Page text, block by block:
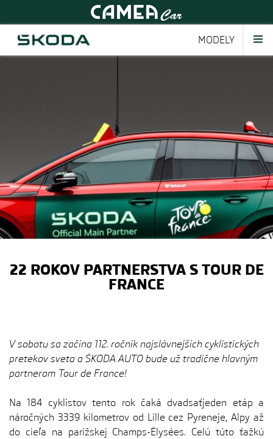
MODELY
22 ROKOV PARTNERSTVA S TOUR DE
FRANCE
V sobotu sa začína 112. ročník najslávnejších cyklistických
pretekov sveta a ŠKODA AUTO bude už tradične hlavným
partnerom Tour de France!
Na 184 cyklistov tento rok čaká dvadsaťjeden etáp a
náročných 3339 kilometrov od Lille cez Pyreneje, Alpy až
do cieľa na parížskej Champs-Élysées. Celú túto ťažkú